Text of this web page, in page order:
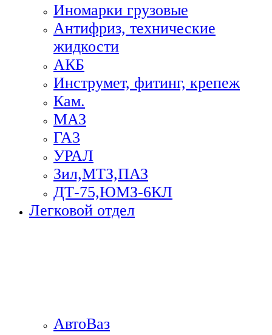
Иномарки грузовые
Антифриз, технические
жидкости
АКБ
Инструмет, фитинг, крепеж
Кам.
МАЗ
ГА3
УРАЛ
Зил,МТЗ,ПАЗ
ДТ-75,ЮМЗ-6КЛ
Легковой отдел
АвтоВаз